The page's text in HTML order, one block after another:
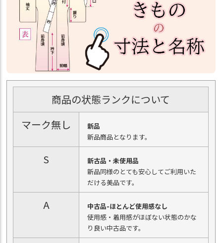
商品の状態ランクについて
マーク無し
新品
新品商品となります。
S
新古品・未使用品
新品同様のとても安心してご利用いた
だける美品です。
A
中古品-ほとんど使用感なし
使用感・着用感がほぼない状態のかな
り良い中古品です。